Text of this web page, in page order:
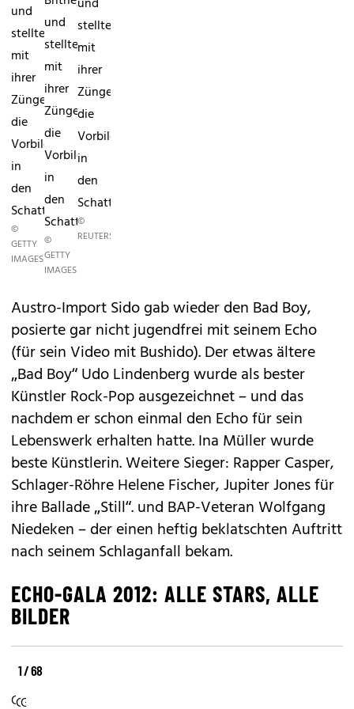
und
stellten
mit
ihrer
Züngelei
die
Vorbilder
in
den
Schatten.
©
GETTY
IMAGES
und
stellten
mit
ihrer
Züngelei
die
Vorbilder
in
den
Schatten.
©
GETTY
IMAGES
stellten
mit
ihrer
Züngelei
die
Vorbilder
in
den
Schatten.
©
REUTERS
Austro-Import Sido gab wieder den Bad Boy,
posierte gar nicht jugendfrei mit seinem Echo
(für sein Video mit Bushido). Der etwas ältere
„Bad Boy“ Udo Lindenberg wurde als bester
Künstler Rock-Pop ausgezeichnet – und das
nachdem er schon einmal den Echo für sein
Lebenswerk erhalten hatte. Ina Müller wurde
beste Künstlerin. Weitere Sieger: Rapper Casper,
Schlager-Röhre Helene Fischer, Jupiter Jones für
ihre Ballade „Still“. und BAP-Veteran Wolfgang
Niedeken – der einen heftig beklatschten Auftritt
nach seinem Schlaganfall bekam.
ECHO-GALA 2012: ALLE STARS, ALLE
BILDER
1 / 68
Echo-
Gala:
Echo-
Gala:
Echo-
Gala: